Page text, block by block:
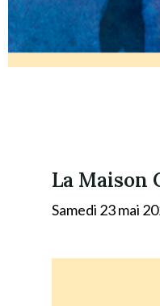
La Maison
Samedi 23 mai